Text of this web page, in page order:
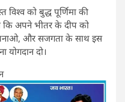
विश्व को बुद्ध पूर्णिमा की
अपने भीतर के दीप को
और सजगता के साथ इस
योगदान दो।